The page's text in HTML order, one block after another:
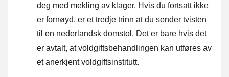
deg med mekling av klager. Hvis du fortsatt ikke
er fornøyd, er et tredje trinn at du sender tvisten
til en nederlandsk domstol. Det er bare hvis det
er avtalt, at voldgiftsbehandlingen kan utføres av
et anerkjent voldgiftsinstitutt.